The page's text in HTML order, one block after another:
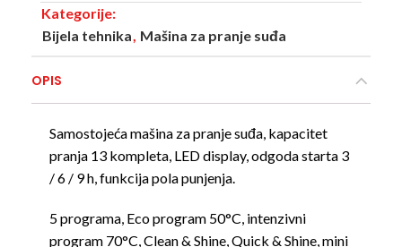
Kategorije:
Bijela tehnika, Mašina za pranje suđa
OPIS
Samostojeća mašina za pranje suđa, kapacitet
pranja 13 kompleta, LED display, odgoda starta 3
/ 6 / 9 h, funkcija pola punjenja.
5 programa, Eco program 50°C, intenzivni
program 70°C, Clean & Shine, Quick & Shine, mini